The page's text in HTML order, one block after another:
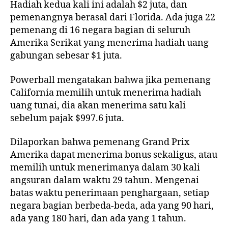
Hadiah kedua kali ini adalah $2 juta, dan
pemenangnya berasal dari Florida. Ada juga 22
pemenang di 16 negara bagian di seluruh
Amerika Serikat yang menerima hadiah uang
gabungan sebesar $1 juta.
Powerball mengatakan bahwa jika pemenang
California memilih untuk menerima hadiah
uang tunai, dia akan menerima satu kali
sebelum pajak $997.6 juta.
Dilaporkan bahwa pemenang Grand Prix
Amerika dapat menerima bonus sekaligus, atau
memilih untuk menerimanya dalam 30 kali
angsuran dalam waktu 29 tahun. Mengenai
batas waktu penerimaan penghargaan, setiap
negara bagian berbeda-beda, ada yang 90 hari,
ada yang 180 hari, dan ada yang 1 tahun.